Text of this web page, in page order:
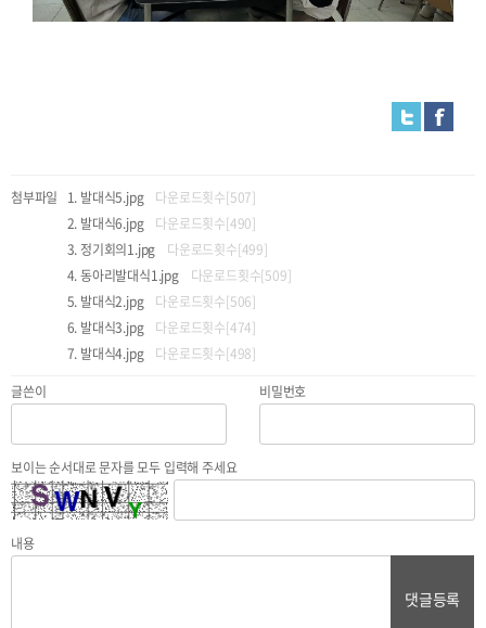
첨부파일 발대식5.jpg
다운로드횟수[507]
발대식6.jpg
다운로드횟수[490]
정기회의1.jpg
다운로드횟수[499]
동아리발대식1.jpg
다운로드횟수[509]
발대식2.jpg
다운로드횟수[506]
발대식3.jpg
다운로드횟수[474]
발대식4.jpg
다운로드횟수[498]
글쓴이
비밀번호
보이는 순서대로 문자를 모두 입력해 주세요
내용
댓글등록